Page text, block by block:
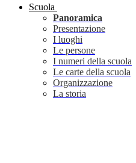
Scuola
Panoramica
Presentazione
I luoghi
Le persone
I numeri della scuola
Le carte della scuola
Organizzazione
La storia